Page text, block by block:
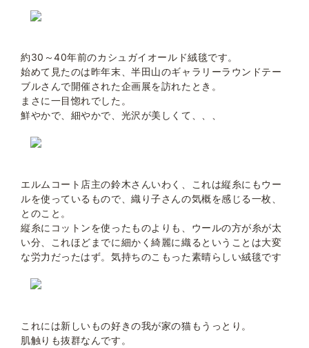
約30～40年前のカシュガイオールド絨毯です。
始めて見たのは昨年末、半田山のギャラリーラウンドテー
ブルさんで開催された企画展を訪れたとき。
まさに一目惚れでした。
鮮やかで、細やかで、光沢が美しくて、、、
エルムコート 店主の鈴木さんいわく、これは縦糸にもウー
ルを使っているもので、織り子さんの気概を感じる一枚、
とのこと。
縦糸にコットンを使ったものよりも、ウールの方が糸が太
い分、これほどまでに細かく綺麗に織るということは大変
な労力だったはず。気持ちのこもった素晴らしい絨毯です
これには新しいもの好きの我が家の猫もうっとり。
肌触りも抜群なんです。